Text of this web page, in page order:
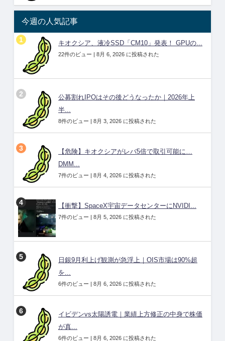
今週の人気記事
キオクシア、液冷SSD「CM10」発表！ GPUの...
22件のビュー | 8月 6, 2026 に投稿された
公募割れIPOはその後どうなったか｜2026年上
半...
8件のビュー | 8月 3, 2026 に投稿された
【危険】キオクシアがレバ5倍で取引可能に…
DMM...
7件のビュー | 8月 4, 2026 に投稿された
【衝撃】SpaceX宇宙データセンターにNVIDI...
7件のビュー | 8月 5, 2026 に投稿された
日銀9月利上げ観測が急浮上｜OIS市場は90%超
を...
6件のビュー | 8月 6, 2026 に投稿された
イビデンvs太陽誘電｜業績上方修正の中身で株価
が真...
6件のビュー | 8月 6, 2026 に投稿された